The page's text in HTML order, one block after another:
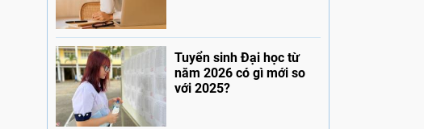
Tuyển sinh Đại học từ
năm 2026 có gì mới so
với 2025?